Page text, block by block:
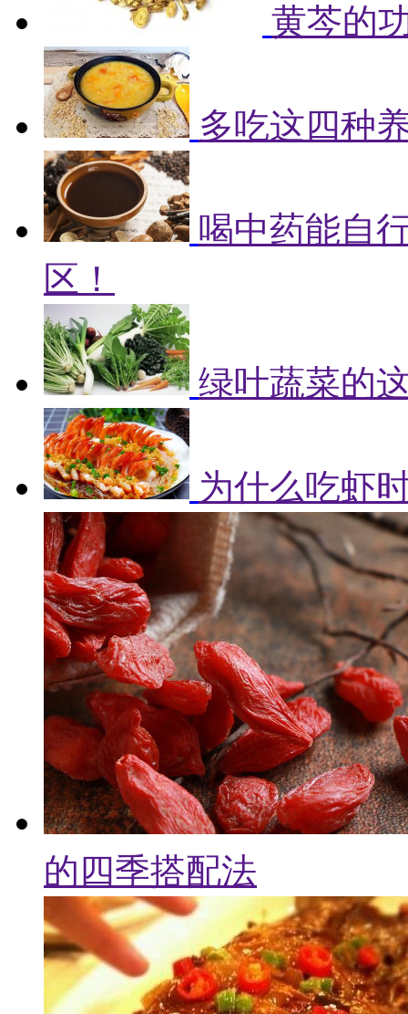
黄芩的
多吃这四种
喝中药能自
区！
绿叶蔬菜的
为什么吃虾
的四季搭配法